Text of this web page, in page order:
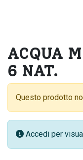
ACQUA
6 NAT.
Questo prodotto
Accedi per